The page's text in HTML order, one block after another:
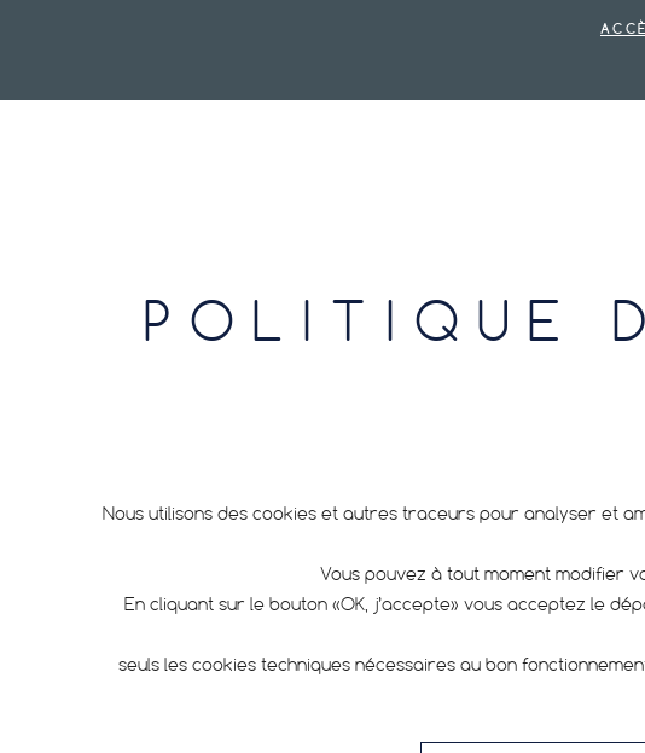
POLITIQUE
Nous utilisons des cookies et autres traceurs pour analyser et
Vous pouvez à tout moment modifier
En cliquant sur le bouton «OK, j’accepte» vous acceptez le
seuls les cookies techniques nécessaires au bon